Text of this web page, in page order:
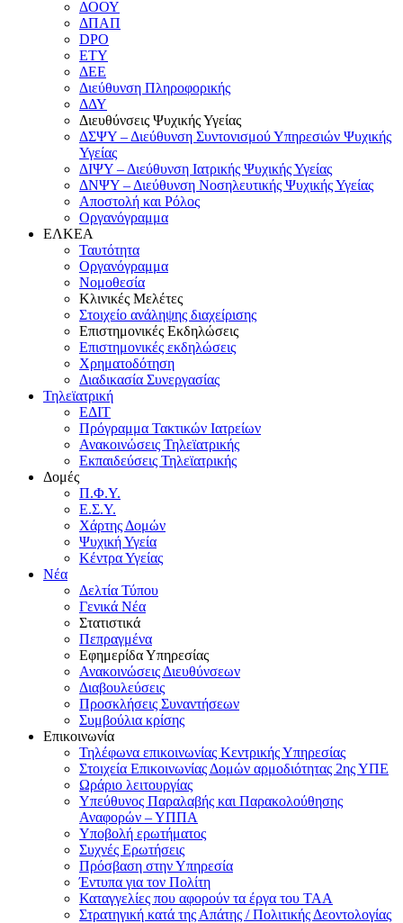
ΔΟΟΥ
ΔΠΑΠ
DPO
ΕΤΥ
ΔΕΕ
Διεύθυνση Πληροφορικής
ΔΔΥ
Διευθύνσεις Ψυχικής Υγείας
ΔΣΨΥ – Διεύθυνση Συντονισμού Υπηρεσιών Ψυχικής
Υγείας
ΔΙΨΥ – Διεύθυνση Ιατρικής Ψυχικής Υγείας
ΔΝΨΥ – Διεύθυνση Νοσηλευτικής Ψυχικής Υγείας
Αποστολή και Ρόλος
Οργανόγραμμα
ΕΛΚΕΑ
Ταυτότητα
Οργανόγραμμα
Νομοθεσία
Κλινικές Μελέτες
Στοιχείο ανάληψης διαχείρισης
Επιστημονικές Εκδηλώσεις
Επιστημονικές εκδηλώσεις
Χρηματοδότηση
Διαδικασία Συνεργασίας
Τηλεϊατρική
ΕΔΙΤ
Πρόγραμμα Τακτικών Ιατρείων
Ανακοινώσεις Τηλεϊατρικής
Εκπαιδεύσεις Τηλεϊατρικής
Δομές
Π.Φ.Υ.
Ε.Σ.Υ.
Χάρτης Δομών
Ψυχική Υγεία
Κέντρα Υγείας
Νέα
Δελτία Τύπου
Γενικά Νέα
Στατιστικά
Πεπραγμένα
Εφημερίδα Υπηρεσίας
Ανακοινώσεις Διευθύνσεων
Διαβουλεύσεις
Προσκλήσεις Συναντήσεων
Συμβούλια κρίσης
Επικοινωνία
Τηλέφωνα επικοινωνίας Κεντρικής Υπηρεσίας
Στοιχεία Επικοινωνίας Δομών αρμοδιότητας 2ης ΥΠΕ
Ωράριο λειτουργίας
Υπεύθυνος Παραλαβής και Παρακολούθησης
Αναφορών – ΥΠΠΑ
Υποβολή ερωτήματος
Συχνές Ερωτήσεις
Πρόσβαση στην Υπηρεσία
Έντυπα για τον Πολίτη
Καταγγελίες που αφορούν τα έργα του ΤΑΑ
Στρατηγική κατά της Απάτης / Πολιτικής Δεοντολογίας